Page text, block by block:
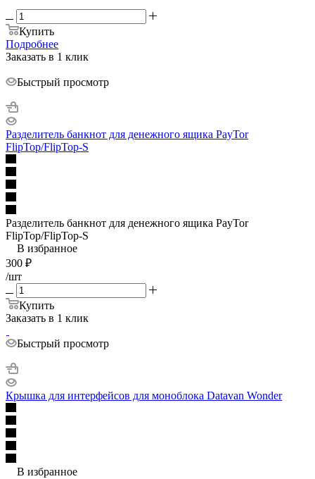
Купить
Подробнее
Заказать в 1 клик
Быстрый просмотр
Разделитель банкнот для денежного ящика PayTor
FlipTop/FlipTop-S
Разделитель банкнот для денежного ящика PayTor
FlipTop/FlipTop-S
В избранное
300 ₽
/шт
Купить
Заказать в 1 клик
Быстрый просмотр
Крышка для интерфейсов для моноблока Datavan Wonder
В избранное